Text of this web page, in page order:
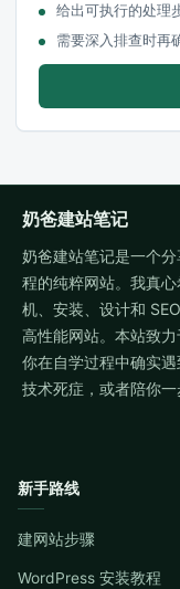
给出可执行的处理
需要深入排查时再
奶爸建站笔记
奶爸建站笔记是一个
程的纯粹网站。我真
机、安装、设计和
高性能网站。本站致
你在自学过程中确实
技术死症，或者陪你一
新手路线
建网站步骤
WordPress 安装教程